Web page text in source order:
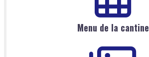
Menu de la cantine